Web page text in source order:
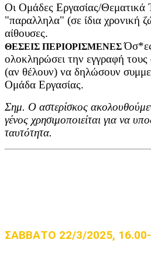
Οι Ομάδες Εργασίας/Θεματικά
"παραλληλα" (σε ίδια χρονική
αίθουσες.
ΘΕΣΕΙΣ ΠΕΡΙΟΡΙΣΜΕΝΕΣ
ολοκληρώσει την εγγραφή
(αν θέλουν) να δηλώσουν
Ομάδα Εργασίας.
Σημ. Ο αστερίσκος
γένος χρησιμοποιείται για να
ταυτότητα.
ΣΑΒΒΑΤΟ 22/3/2025,